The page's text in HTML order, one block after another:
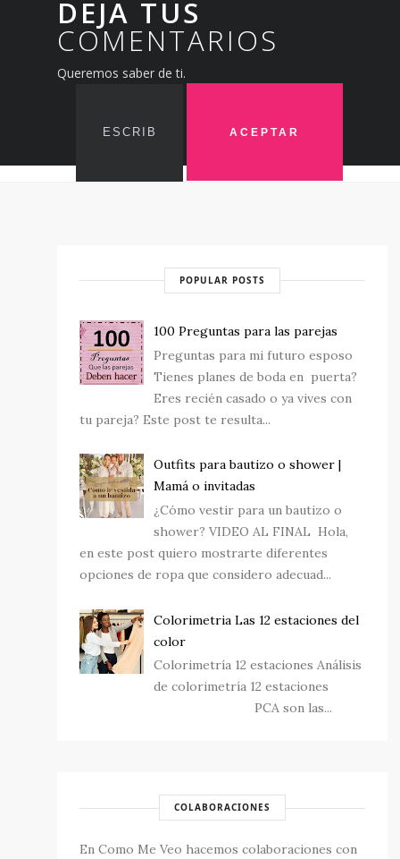
DEJA TUS
COMENTARIOS
Queremos saber de ti.
POPULAR POSTS
100 Preguntas para las parejas
Preguntas para mi futuro esposo
Tienes planes de boda en puerta?
Eres recién casado o ya vives con
tu pareja? Este post te resulta...
Outfits para bautizo o shower |
Mamá o invitadas
¿Cómo vestir para un bautizo o
shower? VIDEO AL FINAL Hola,
en este post quiero mostrarte diferentes
opciones de ropa que considero adecuad...
Colorimetria Las 12 estaciones del
color
Colorimetría 12 estaciones Análisis
de colorimetría 12 estaciones
PCA son las...
COLABORACIONES
En Como Me Veo hacemos colaboraciones con